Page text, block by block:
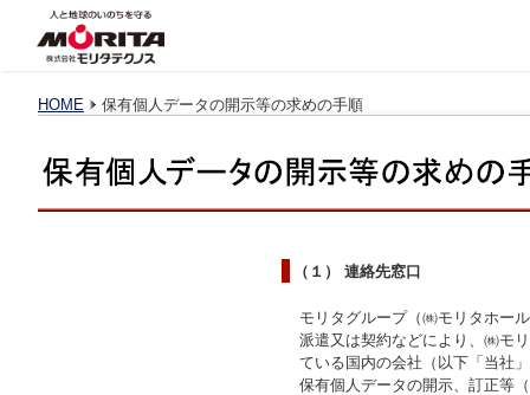
HOME 保有個人データの開示等の求めの手順
（１） 連絡先窓口
モリタグループ（㈱モリタホー
派遣又は契約などにより、㈱モ
ている国内の会社（以下「当社
保有個人データの開示、訂正等